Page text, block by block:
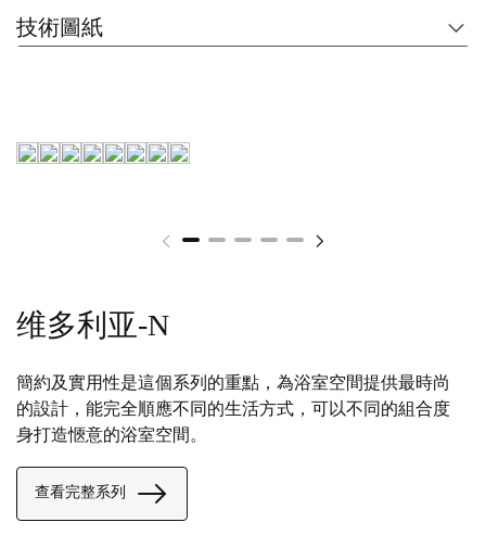
技術圖紙
维多利亚-N
簡約及實用性是這個系列的重點，為浴室空間提供最時尚
的設計，能完全順應不同的生活方式，可以不同的組合度
身打造愜意的浴室空間。
查看完整系列